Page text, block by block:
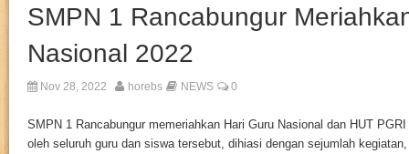
SMPN 1 Rancabungur
Nasional 2022
Nov 28, 2022 horebs NEWS 0
SMPN 1 Rancabungur memeriahkan Hari Guru Nasional dan HUT
oleh seluruh guru dan siswa tersebut, dihiasi dengan sejumlah